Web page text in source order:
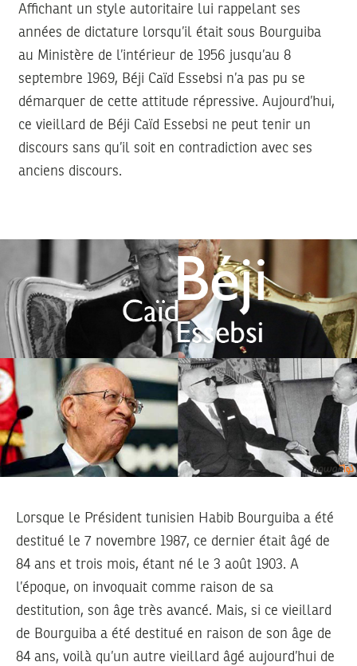
Affichant un style autoritaire lui rappelant ses
années de dictature lorsqu’il était sous Bourguiba
au Ministère de l’intérieur de 1956 jusqu’au 8
septembre 1969, Béji Caïd Essebsi n’a pas pu se
démarquer de cette attitude répressive. Aujourd’hui,
ce vieillard de Béji Caïd Essebsi ne peut tenir un
discours sans qu’il soit en contradiction avec ses
anciens discours.
Lorsque le Président tunisien Habib Bourguiba a été
destitué le 7 novembre 1987, ce dernier était âgé de
84 ans et trois mois, étant né le 3 août 1903. A
l’époque, on invoquait comme raison de sa
destitution, son âge très avancé. Mais, si ce vieillard
de Bourguiba a été destitué en raison de son âge de
84 ans, voilà qu’un autre vieillard âgé aujourd’hui de